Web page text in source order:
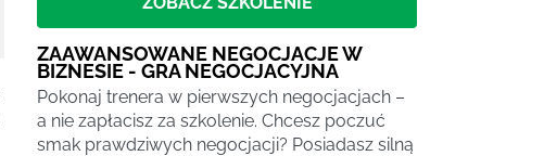
ZAAWANSOWANE NEGOCJACJE W
BIZNESIE - GRA NEGOCJACYJNA
Pokonaj trenera w pierwszych negocjacjach –
a nie zapłacisz za szkolenie. Chcesz poczuć
smak prawdziwych negocjacji? Posiadasz silną